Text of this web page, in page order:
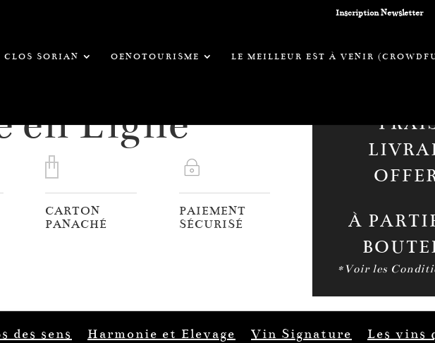
Inscription Newsletter
CLOS SORIAN OENOTOURISME LE MEILLEUR EST À VENIR
en Ligne
CARTON
PANACHÉ
PAIEMENT
SÉCURISÉ
À
*Voir les
des sens Harmonie et Elevage Vin Signature
Les vins